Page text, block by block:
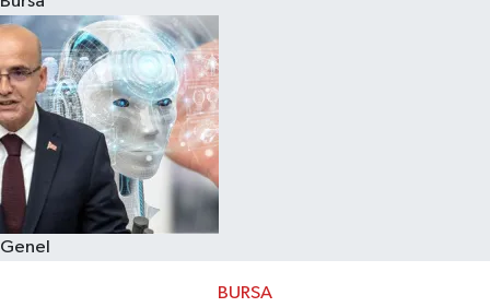
Genel
BURSA
Eğitim
Sağlık
Dünya
Magazin